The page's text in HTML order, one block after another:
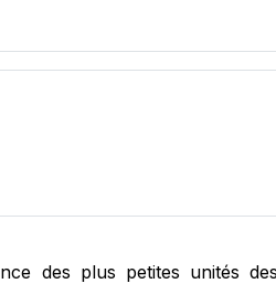
des plus petites unités